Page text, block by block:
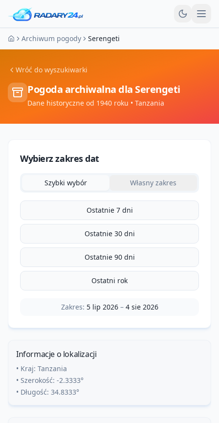
Strona główna
Archiwum pogody Serengeti
Wróć do wyszukiwarki
Pogoda archiwalna dla Serengeti
Dane historyczne od 1940 roku • Tanzania
Wybierz zakres dat
Szybki wybór Własny zakres
Ostatnie 7 dni
Ostatnie 30 dni
Ostatnie 90 dni
Ostatni rok
Zakres: 5 lip 2026– 4 sie 2026
Informacje o lokalizacji
• Kraj: Tanzania
• Szerokość: -2.3333°
• Długość: 34.8333°